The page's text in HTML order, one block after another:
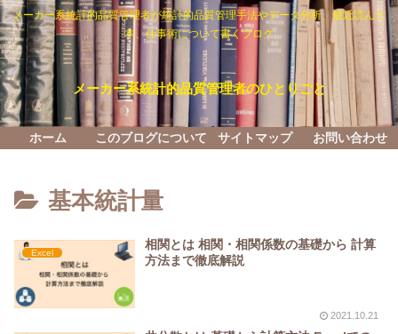
メーカー系統計的品質管理者が統計的品質管理手法やデータ分析、最近読んだ
本、仕事術について書くブログ
メーカー系統計的品質管理者のひとりごと
ホーム このブログについて サイトマップ お問い合わせ
基本統計量
Excel
相関とは 相関・相関係数の基礎から 計算
方法まで徹底解説
2021.10.21